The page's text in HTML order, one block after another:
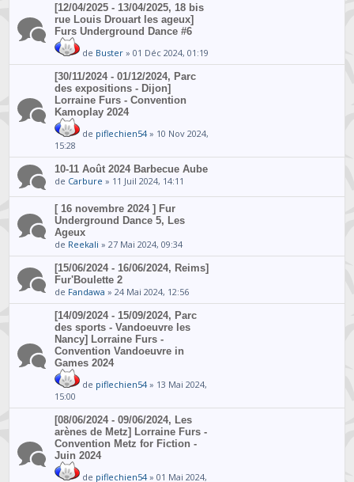
[12/04/2025 - 13/04/2025, 18 bis
rue Louis Drouart les ageux]
Furs Underground Dance #6
de Buster » 01 Déc 2024, 01:19
[30/11/2024 - 01/12/2024, Parc
des expositions - Dijon]
Lorraine Furs - Convention
Kamoplay 2024
de piflechien54» 10 Nov 2024,
15:28
10-11 Août 2024 Barbecue Aube
de Carbure » 11 Juil 2024, 14:11
[ 16 novembre 2024 ] Fur
Underground Dance 5, Les
Ageux
de Reekali » 27 Mai 2024, 09:34
[15/06/2024 - 16/06/2024, Reims]
Fur'Boulette 2
de Fandawa » 24 Mai 2024, 12:56
[14/09/2024 - 15/09/2024, Parc
des sports - Vandoeuvre les
Nancy] Lorraine Furs -
Convention Vandoeuvre in
Games 2024
de piflechien54» 13 Mai 2024,
15:00
[08/06/2024 - 09/06/2024, Les
arènes de Metz] Lorraine Furs -
Convention Metz for Fiction -
Juin 2024
de piflechien54» 01 Mai 2024,